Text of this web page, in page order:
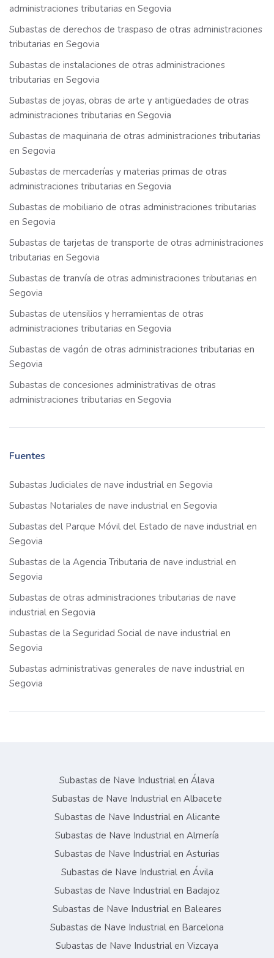
administraciones tributarias en Segovia
Subastas de derechos de traspaso de otras administraciones
tributarias en Segovia
Subastas de instalaciones de otras administraciones
tributarias en Segovia
Subastas de joyas, obras de arte y antigüedades de otras
administraciones tributarias en Segovia
Subastas de maquinaria de otras administraciones tributarias
en Segovia
Subastas de mercaderías y materias primas de otras
administraciones tributarias en Segovia
Subastas de mobiliario de otras administraciones tributarias
en Segovia
Subastas de tarjetas de transporte de otras administraciones
tributarias en Segovia
Subastas de tranvía de otras administraciones tributarias en
Segovia
Subastas de utensilios y herramientas de otras
administraciones tributarias en Segovia
Subastas de vagón de otras administraciones tributarias en
Segovia
Subastas de concesiones administrativas de otras
administraciones tributarias en Segovia
Fuentes
Subastas Judiciales de nave industrial en Segovia
Subastas Notariales de nave industrial en Segovia
Subastas del Parque Móvil del Estado de nave industrial en
Segovia
Subastas de la Agencia Tributaria de nave industrial en
Segovia
Subastas de otras administraciones tributarias de nave
industrial en Segovia
Subastas de la Seguridad Social de nave industrial en
Segovia
Subastas administrativas generales de nave industrial en
Segovia
Subastas de Nave Industrial en Álava
Subastas de Nave Industrial en Albacete
Subastas de Nave Industrial en Alicante
Subastas de Nave Industrial en Almería
Subastas de Nave Industrial en Asturias
Subastas de Nave Industrial en Ávila
Subastas de Nave Industrial en Badajoz
Subastas de Nave Industrial en Baleares
Subastas de Nave Industrial en Barcelona
Subastas de Nave Industrial en Vizcaya